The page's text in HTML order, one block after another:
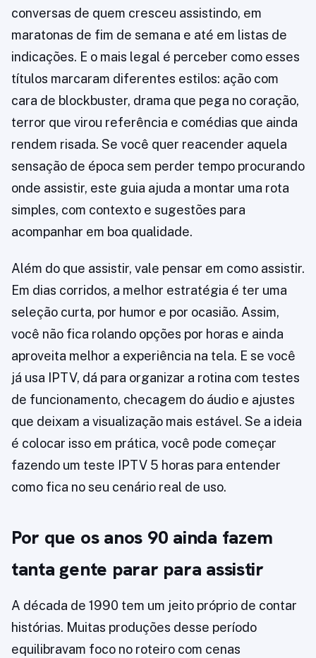
conversas de quem cresceu assistindo, em
maratonas de fim de semana e até em listas de
indicações. E o mais legal é perceber como esses
títulos marcaram diferentes estilos: ação com
cara de blockbuster, drama que pega no coração,
terror que virou referência e comédias que ainda
rendem risada. Se você quer reacender aquela
sensação de época sem perder tempo procurando
onde assistir, este guia ajuda a montar uma rota
simples, com contexto e sugestões para
acompanhar em boa qualidade.
Além do que assistir, vale pensar em como assistir.
Em dias corridos, a melhor estratégia é ter uma
seleção curta, por humor e por ocasião. Assim,
você não fica rolando opções por horas e ainda
aproveita melhor a experiência na tela. E se você
já usa IPTV, dá para organizar a rotina com testes
de funcionamento, checagem do áudio e ajustes
que deixam a visualização mais estável. Se a ideia
é colocar isso em prática, você pode começar
fazendo um teste IPTV 5 horas para entender
como fica no seu cenário real de uso.
Por que os anos 90 ainda fazem
tanta gente parar para assistir
A década de 1990 tem um jeito próprio de contar
histórias. Muitas produções desse período
equilibravam foco no roteiro com cenas